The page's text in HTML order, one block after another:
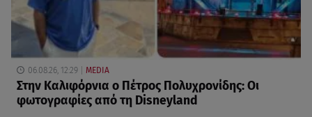
06.08.26, 12:29 MEDIA
Στην Καλιφόρνια ο Πέτρος Πολυχρονίδης: Οι
φωτογραφίες από τη Disneyland